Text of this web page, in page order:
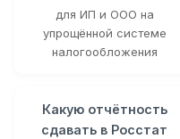
для ИП и ООО на
упрощённой системе
налогообложения
Какую отчётность
сдавать в Росстат